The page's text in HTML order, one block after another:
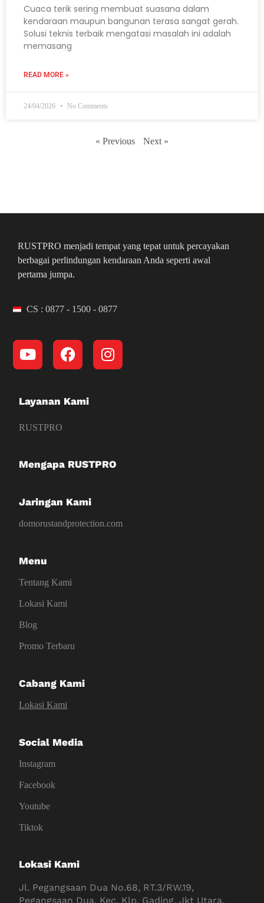
Cuaca terik sering membuat suasana dalam
kendaraan maupun bangunan terasa sangat gerah.
Solusi teknis terbaik mengatasi masalah ini adalah
memasang
READ MORE »
24/04/2026 No Comments
« Previous Next »
RUSTPRO menjadi tempat yang tepat untuk percayakan
berbagai perlindungan kendaraan Anda seperti awal
pertama jumpa.
CS : 0877 - 1500 - 0877
Layanan Kami
RUSTPRO
Mengapa RUSTPRO
Jaringan Kami
domorustandprotection.com
Menu
Tentang Kami
Lokasi Kami
Blog
Promo Terbaru
Cabang Kami
Lokasi Kami
Social Media
Instagram
Facebook
Youtube
Tiktok
Lokasi Kami
Jl. Pegangsaan Dua No.68, RT.3/RW.19,
Pegangsaan Dua, Kec. Klp. Gading, Jkt Utara,